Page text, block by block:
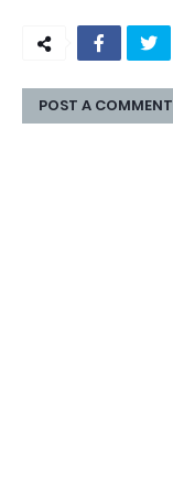
POST A COMMENT